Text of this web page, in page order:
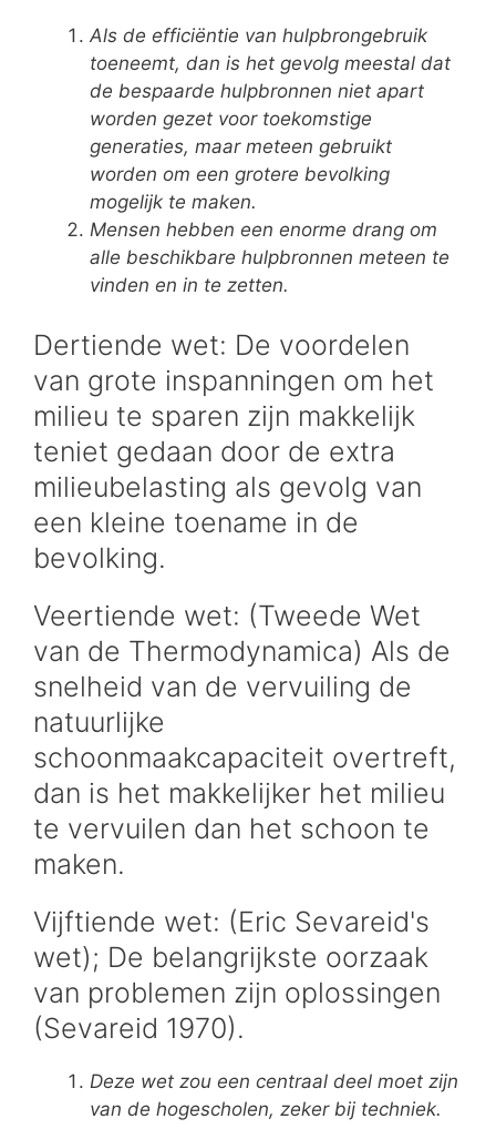
Als de efficiëntie van hulpbrongebruik
toeneemt, dan is het gevolg meestal dat
de bespaarde hulpbronnen niet apart
worden gezet voor toekomstige
generaties, maar meteen gebruikt
worden om een grotere bevolking
mogelijk te maken.
Mensen hebben een enorme drang om
alle beschikbare hulpbronnen meteen te
vinden en in te zetten.
Dertiende wet: De voordelen
van grote inspanningen om het
milieu te sparen zijn makkelijk
teniet gedaan door de extra
milieubelasting als gevolg van
een kleine toename in de
bevolking.
Veertiende wet: (Tweede Wet
van de Thermodynamica) Als de
snelheid van de vervuiling de
natuurlijke
schoonmaakcapaciteit overtreft,
dan is het makkelijker het milieu
te vervuilen dan het schoon te
maken.
Vijftiende wet: (Eric Sevareid's
wet); De belangrijkste oorzaak
van problemen zijn oplossingen
(Sevareid 1970).
Deze wet zou een centraal deel moet zijn
van de hogescholen, zeker bij techniek.